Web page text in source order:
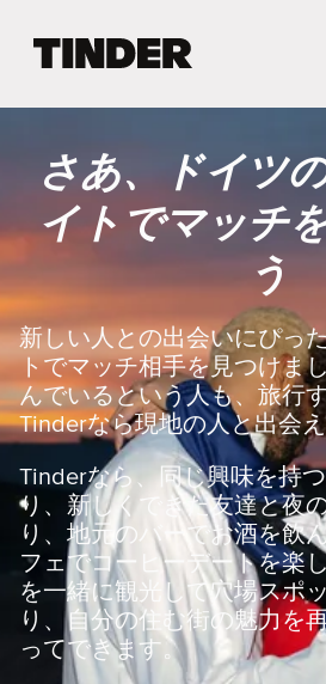
e
r
ー
ジ
さあ、ドイツ
イトでマッチ
う
新しい人との出会いにぴっ
トでマッチ相手を見つけま
んでいるという人も、旅行
Tinderなら現地の人と出会
Tinderなら、同じ興味を持
り、新しくできた友達と夜
り、地元のバーでお酒を飲
フェでコーヒーデートを楽
を一緒に観光して穴場スポ
り、自分の住む街の魅力を
ってできます。